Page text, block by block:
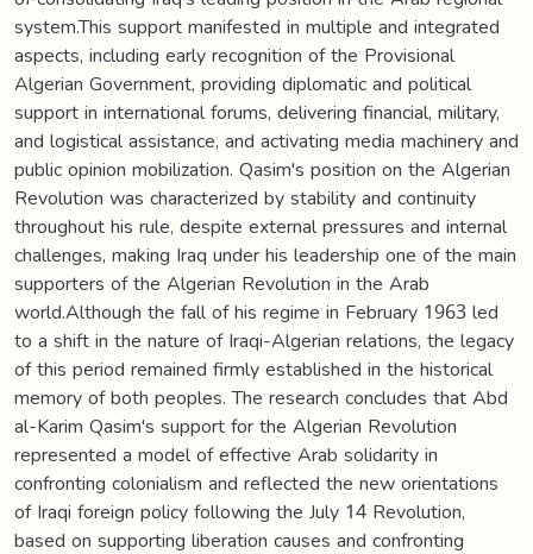
system.This support manifested in multiple and integrated
aspects, including early recognition of the Provisional
Algerian Government, providing diplomatic and political
support in international forums, delivering financial, military,
and logistical assistance, and activating media machinery and
public opinion mobilization. Qasim's position on the Algerian
Revolution was characterized by stability and continuity
throughout his rule, despite external pressures and internal
challenges, making Iraq under his leadership one of the main
supporters of the Algerian Revolution in the Arab
world.Although the fall of his regime in February 1963 led
to a shift in the nature of Iraqi-Algerian relations, the legacy
of this period remained firmly established in the historical
memory of both peoples. The research concludes that Abd
al-Karim Qasim's support for the Algerian Revolution
represented a model of effective Arab solidarity in
confronting colonialism and reflected the new orientations
of Iraqi foreign policy following the July 14 Revolution,
based on supporting liberation causes and confronting